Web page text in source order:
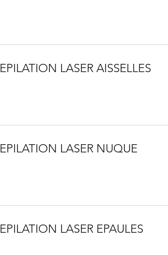
EPILATION LASER AISSELLES
EPILATION LASER NUQUE
EPILATION LASER EPAULES